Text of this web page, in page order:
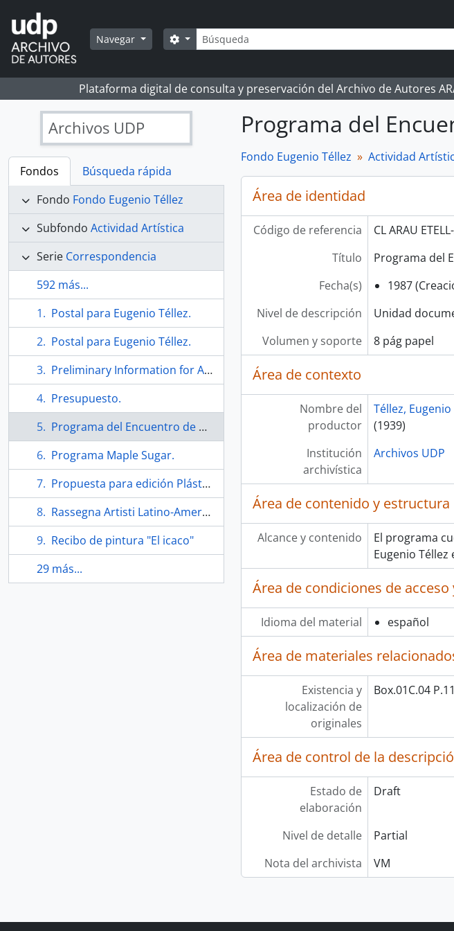
Skip to main content
Navegar Búsqueda
Search options
Plataforma digital de consulta y preservación del Archivo de Autores
Archivos UDP
Fondos
Búsqueda rápida
Fondo Fondo Eugenio Téllez
Subfondo Actividad Artística
Serie Correspondencia
592 más...
Postal para Eugenio Téllez.
Postal para Eugenio Téllez.
Preliminary Information for Atelier 17 Retrospective.
Presupuesto.
Programa del Encuentro de grabado 87.
Programa Maple Sugar.
Propuesta para edición Plástico-Poética.
Rassegna Artisti Latino-Americani D'Avaguardia. Folleto
Recibo de pintura "El icaco"
29 más...
Programa del
Fondo Eugenio Téllez Actividad
Área de identidad
Código de referencia
CL ARAU
Título
Programa del
Fecha(s)
1987
Nivel de descripción
Unidad
Volumen y soporte
8 pág papel
Área de contexto
Nombre del
productor
Téllez, Eugenio
(1939)
Institución
archivística
Archivos UDP
Área de contenido y estructura
Alcance y contenido
El programa
Eugenio
Área de condiciones de acceso
Idioma del material español
Área de materiales
Existencia y
localización de
originales
Box.01C.04 P.11
Área de control de la
Estado de
elaboración
Draft
Nivel de detalle
Partial
Nota del archivista
VM